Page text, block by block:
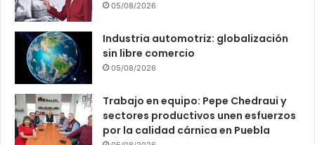
05/08/2026
Industria automotriz: globalización
sin libre comercio
05/08/2026
Trabajo en equipo: Pepe Chedraui y
sectores productivos unen esfuerzos
por la calidad cárnica en Puebla